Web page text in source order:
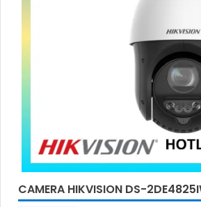
CAMERA HIKVISION DS-